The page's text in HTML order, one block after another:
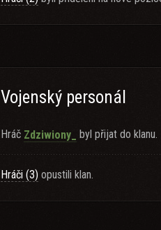
Vojenský personál
Hráč Zdziwiony_ byl přijat do klanu.
Hráči (3) opustili klan.